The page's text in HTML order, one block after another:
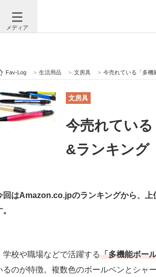
メディア
注目記事を集めた総合ページ ITの今
ビジネスと働き方のヒント AI活用
ちょっと気になるネットの話題
Fav-Log > 生活用品 > 文房具 > 今売れている「多機
文房具
今売れてい
&ランキング
回はAmazon.co.jpのランキングから、
校や職場などで活躍する「多機能ボー
るのが特徴。複数色のボールペンとシャ